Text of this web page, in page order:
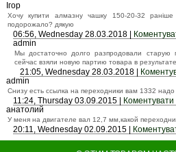
Ігор
Хочу купити алмазну чашку 150-20-32
подорожало? дякую
06:56, Wednesday 28.03.2018 |
admin
Мы достаточно долго разпродовали
сейчас взяли новую партию товара в результате
21:05, Wednesday 28.03.2018 |
admin
Снизу есть ссылка на переходники вам 1332 надо
11:24, Thursday 03.09.2015 |
Коментувати
анатолий
У меня на двигателе вал 12,7 мм,какой
20:11, Wednesday 02.09.2015 |